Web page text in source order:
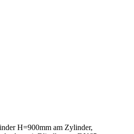
H=900mm am Zylinder,